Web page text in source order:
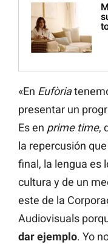
«En Eufòria
presentar un
Es en prime time,
la repercusión
final, la lengua es
cultura y de un
este de la
Audiovisuals
dar ejemplo. Yo